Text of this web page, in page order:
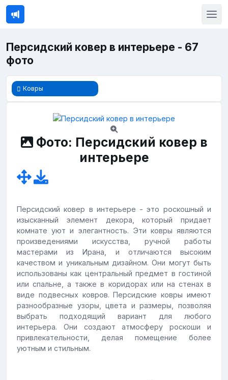
Персидский ковер в интерьере - 67
фото
Ковры
Фото: Персидский ковер в
интерьере
Персидский ковер в интерьере - это роскошный и
изысканный элемент декора, который придает
комнате уют и элегантность. Эти ковры являются
произведениями искусства, ручной работы
мастерами из Ирана, и отличаются высоким
качеством и уникальным дизайном. Они могут быть
использованы как центральный предмет в гостиной
или спальне, а также в коридорах или на стенах в
виде подвесных ковров. Персидские ковры имеют
разнообразные узоры, цвета и размеры, позволяя
выбрать подходящий вариант для любого
интерьера. Они создают атмосферу роскоши и
привлекательности, делая помещение более
уютным и стильным.